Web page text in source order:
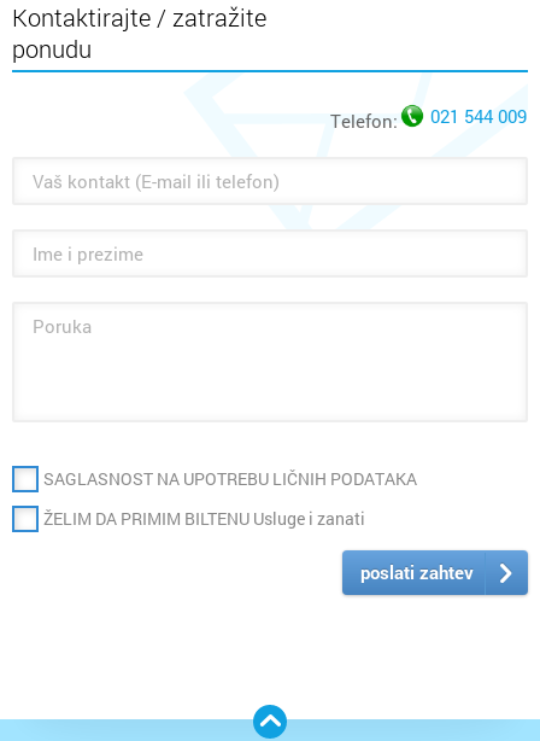
Kontaktirajte / zatražite
ponudu
Telefon: 021 544 009
SAGLASNOST NA UPOTREBU LIČNIH PODATAKA
ŽELIM DA PRIMIM BILTENU Usluge i zanati
poslati zahtev